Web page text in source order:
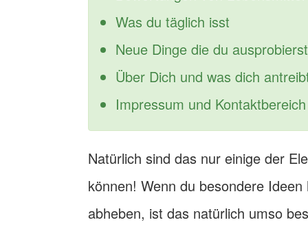
Was du täglich isst
Neue Dinge die du
Über Dich und was dich
Impressum und Kontaktbereich
Natürlich sind das nur einige der
können! Wenn du besondere
abheben, ist das natürlich umso